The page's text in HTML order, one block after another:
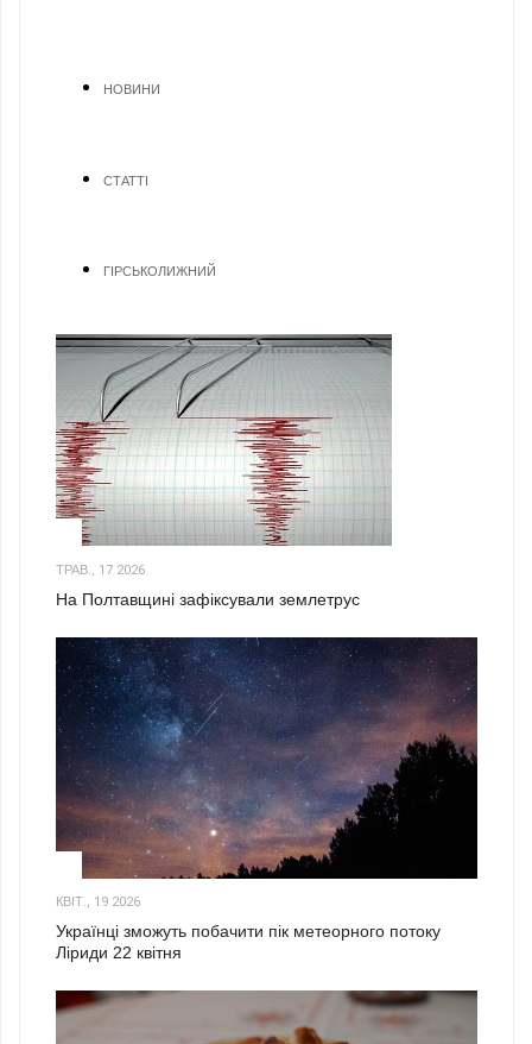
НОВИНИ
СТАТТІ
ГІРСЬКОЛИЖНИЙ
ТРАВ., 17 2026
На Полтавщині зафіксували землетрус
КВІТ., 19 2026
Українці зможуть побачити пік метеорного потоку
Ліриди 22 квітня